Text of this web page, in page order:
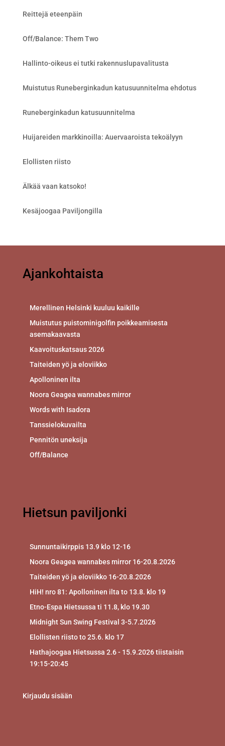
Reittejä eteenpäin
Off/Balance: Them Two
Hallinto-oikeus ei tutki rakennuslupavalitusta
Muistutus Runeberginkadun katusuunnitelma ehdotus
Runeberginkadun katusuunnitelma
Huijareiden markkinoilla: Auervaaroista tekoälyyn
Elollisten riisto
Älkää vaan katsoko!
Kesäjoogaa Paviljongilla
Ajankohtaista
Merellinen Helsinki kuuluu kaikille
Muistutus puistominigolfin poikkeamisesta
asemakaavasta
Kaavoituskatsaus 2026
Taiteiden yö ja eloviikko
Apolloninen ilta
Noora Geagea wannabes mirror
Words with Isadora
Tanssielokuvailta
Pennitön uneksija
Off/Balance
Hietsun paviljonki
Sunnuntaikirppis 13.9 klo 12-16
Noora Geagea wannabes mirror 16-20.8.2026
Taiteiden yö ja eloviikko 16-20.8.2026
HiH! nro 81: Apolloninen ilta to 13.8. klo 19
Etno-Espa Hietsussa ti 11.8, klo 19.30
Midnight Sun Swing Festival 3-5.7.2026
Elollisten riisto to 25.6. klo 17
Hathajoogaa Hietsussa 2.6 - 15.9.2026 tiistaisin
19:15-20:45
Kirjaudu sisään